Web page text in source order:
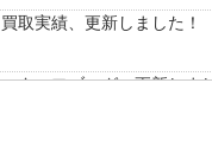
買取実績、更新しました！
スタッフブログ、更新しま